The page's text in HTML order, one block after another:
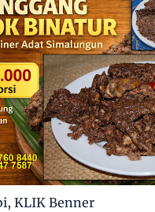
KLIK Benner